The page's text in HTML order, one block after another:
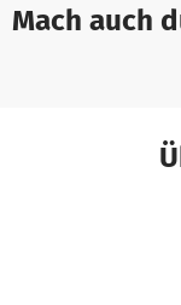
Mach auch